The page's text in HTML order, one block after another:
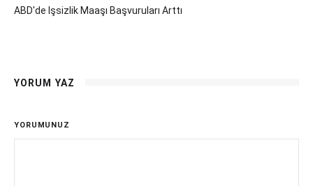
ABD'de Işsizlik Maaşı Başvuruları Arttı
YORUM YAZ
YORUMUNUZ